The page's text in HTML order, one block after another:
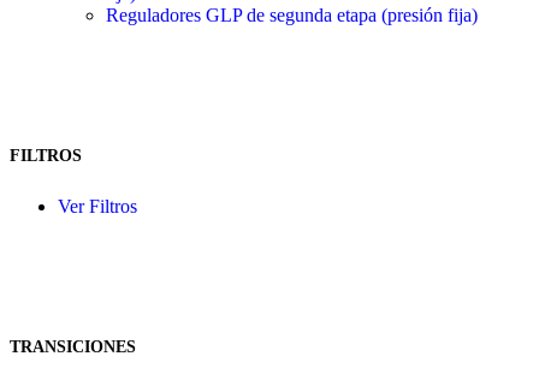
Reguladores GLP de segunda etapa (presión fija)
FILTROS
Ver Filtros
TRANSICIONES